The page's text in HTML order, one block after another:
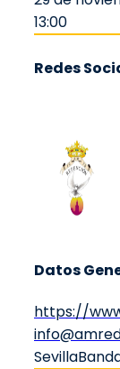
13:00
Redes
Datos
https://
Sevilla